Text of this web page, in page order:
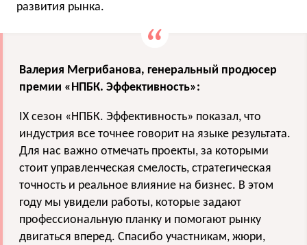
развития рынка.
Валерия Мегрибанова, генеральный продюсер
премии «НПБК. Эффективность»:
IX сезон «НПБК. Эффективность» показал, что
индустрия все точнее говорит на языке результата.
Для нас важно отмечать проекты, за которыми
стоит управленческая смелость, стратегическая
точность и реальное влияние на бизнес. В этом
году мы увидели работы, которые задают
профессиональную планку и помогают рынку
двигаться вперед. Спасибо участникам, жюри,